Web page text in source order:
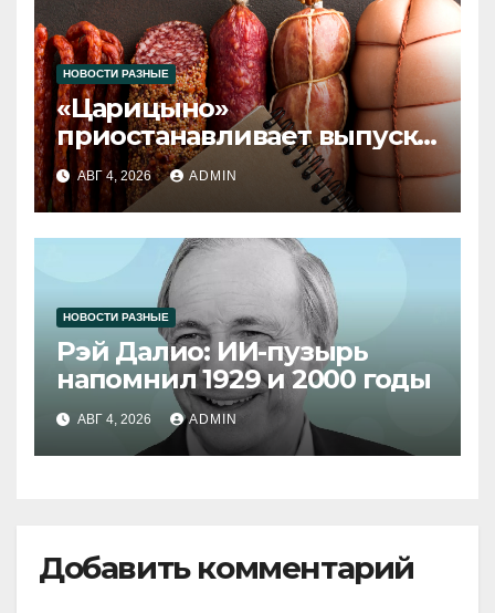
НОВОСТИ РАЗНЫЕ
«Царицыно»
приостанавливает выпуск
продукции
АВГ 4, 2026 ADMIN
НОВОСТИ РАЗНЫЕ
Рэй Далио: ИИ-пузырь
напомнил 1929 и 2000 годы
АВГ 4, 2026 ADMIN
Добавить комментарий